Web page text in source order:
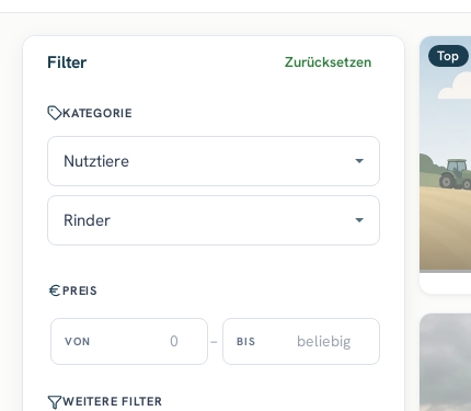
Filter Zurücksetzen
KATEGORIE
Nutztiere
Rinder
PREIS
VON – BIS
WEITERE FILTER
Top